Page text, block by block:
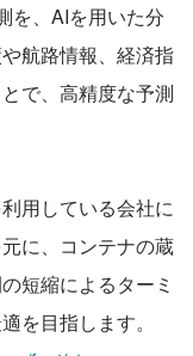
を、AIを用いた分
航路情報、経済指
で、高精度な予測
用している会社に
に、コンテナの蔵
短縮によるターミ
を目指します。